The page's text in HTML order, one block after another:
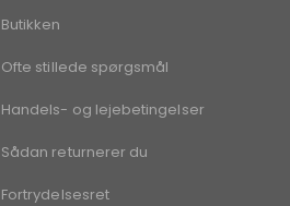
Butikken
Ofte stillede spørgsmål
Handels- og lejebetingelser
Sådan returnerer du
Fortrydelsesret